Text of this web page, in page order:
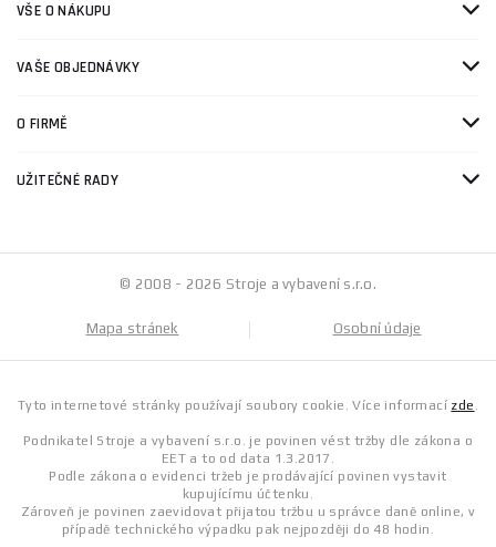
VŠE O NÁKUPU
VAŠE OBJEDNÁVKY
O FIRMĚ
UŽITEČNÉ RADY
© 2008 - 2026 Stroje a vybavení s.r.o.
Mapa stránek Osobní údaje
Tyto internetové stránky používají soubory cookie. Více informací zde .
Podnikatel Stroje a vybavení s.r.o. je povinen vést tržby dle zákona o
EET a to od data 1.3.2017.
Podle zákona o evidenci tržeb je prodávající povinen vystavit
kupujícímu účtenku.
Zároveň je povinen zaevidovat přijatou tržbu u správce daně online, v
případě technického výpadku pak nejpozději do 48 hodin.